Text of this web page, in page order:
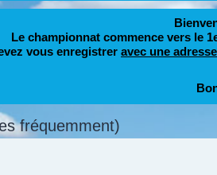
Le championnat commence vers le
vous enregistrer avec une
fréquemment)